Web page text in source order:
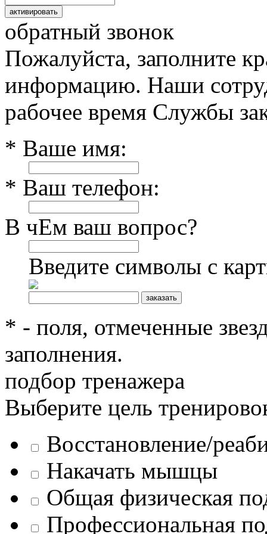
обратный звонок
Пожалуйста, заполните
информацию. Наши
рабочее время Службы
* Ваше имя:
* Ваш телефон:
В чЕм ваш вопрос?
Введите символы с
* - поля, отмеченные
заполнения.
подбор тренажера
Выберите цель
Восстановление/
Накачать мышцы
Общая физическая
Профессиональная